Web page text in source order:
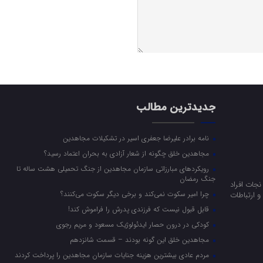
افراد
جدیدترین مطالب
نامه برادر علیرضا جعفری اسیر در تشکیلات مجاهدین
مجاهدین خلق چگونه از شعار آزادی به بحران اعتماد رسید؟
رویکرد‌های مبارزاتی سازمان مجاهدین از جنگ تحمیلی هشت ساله تا
جنگ رمضان
چرا امیر سکوت نمی‌کند و برخی دیگر سکوت می‌کنند؟
قابل قبول نیست که فرزندی پدرش را فراموش کند!
کودکی در درون حصار ایدئولوژیک مسعود و مریم رجوی
مجاهدین خلق این گونه بودند – قسمت شانزدهم
مردم عادی بیشترین هزینه جنایات سازمان مجاهدین را پرداخت کردند